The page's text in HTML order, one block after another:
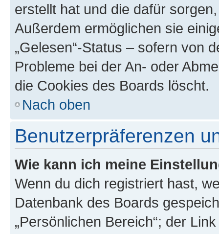
erstellt hat und die dafür
Außerdem ermöglichen sie
„Gelesen“-Status – sofern von
Probleme bei der An- oder
die Cookies des Boards löscht.
Nach oben
Benutzerpräferenzen
Wie kann ich meine
Wenn du dich registriert hast,
Datenbank des Boards
„Persönlichen Bereich“; der